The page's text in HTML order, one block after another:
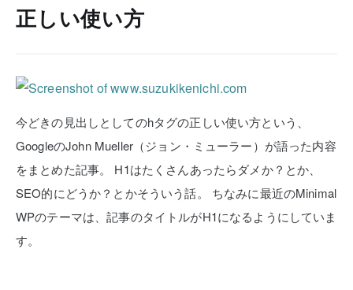
正しい使い方
今どきの見出しとしてのhタグの正しい使い方という、
GoogleのJohn Mueller（ジョン・ミューラー）が語った内容
をまとめた記事。
H1はたくさんあったらダメか？とか、
SEO的にどうか？とかそういう話。
ちなみに最近のMinimal
WPのテーマは、記事のタイトルがH1になるようにしていま
す。